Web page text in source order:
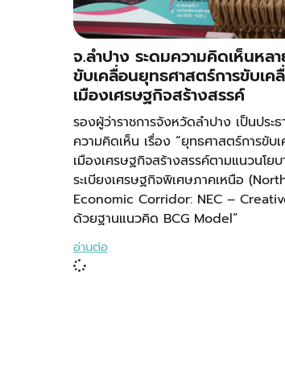
จ.ลำปาง ระดมความคิดเห็นหล
ขับเคลื่อนยุทธศาสตร์การขับเค
เมืองเศรษฐกิจสร้างสรรค์
รองผู้ว่าราชการจังหวัดลำปาง เป็นประธ
ความคิดเห็น เรื่อง “ยุทธศาสตร์การขับ
เมืองเศรษฐกิจสร้างสรรค์ตามแนวนโย
ระเบียงเศรษฐกิจพิเศษภาคเหนือ
Economic Corridor: NEC –
ด้วยฐานแนวคิด BCG Model”
อ่านต่อ